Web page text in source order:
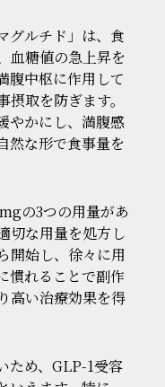
グルチド」は、食
血糖値の急上昇を
腹中枢に作用して
取を防ぎます。
やかにし、満腹感
然な形で食事量を
の3つの用量があ
切な用量を処方し
開始し、徐々に用
慣れることで副作
高い治療効果を得
ため、GLP-1受容